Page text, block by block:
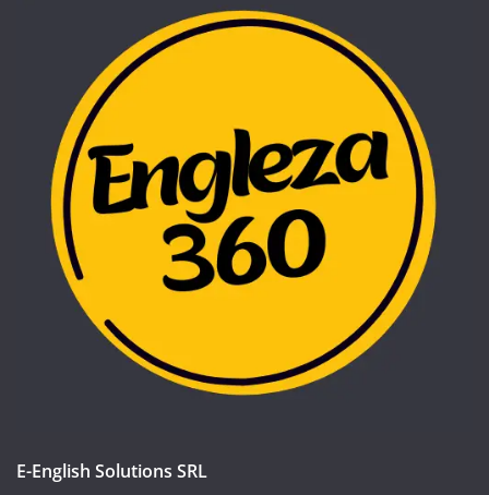
E-English Solutions SRL